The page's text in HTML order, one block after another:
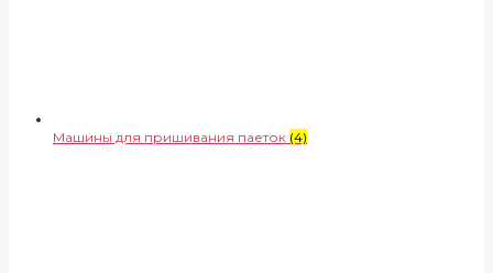
Машины для пришивания паеток (4)